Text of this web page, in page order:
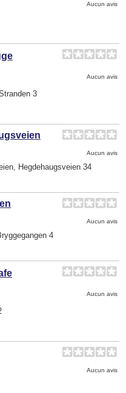
Aucun avis
Aucun avis
3
Aucun avis
Hegdehaugsveien 34
Aucun avis
4
Aucun avis
Aucun avis